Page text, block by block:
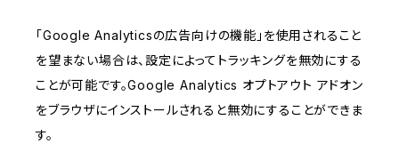
「Google Analyticsの広告向けの機能」を使用されること
を望まない場合は、設定によってトラッキングを無効にする
ことが可能です。Google Analytics オプトアウト アドオン
をブラウザにインストールされると無効にすることができま
す。